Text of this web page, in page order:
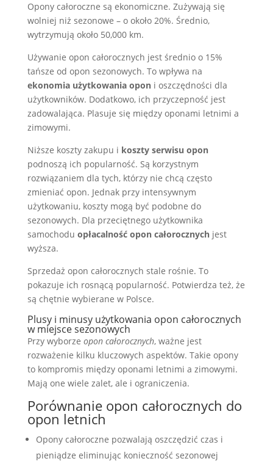
Opony całoroczne są ekonomiczne. Zużywają się
wolniej niż sezonowe – o około 20%. Średnio,
wytrzymują około 50,000 km.
Używanie opon całorocznych jest średnio o 15%
tańsze od opon sezonowych. To wpływa na
ekonomia użytkowania oponi oszczędności dla
użytkowników. Dodatkowo, ich przyczepność jest
zadowalająca. Plasuje się między oponami letnimi a
zimowymi.
Niższe koszty zakupu i koszty serwisu opon
podnoszą ich popularność. Są korzystnym
rozwiązaniem dla tych, którzy nie chcą często
zmieniać opon. Jednak przy intensywnym
użytkowaniu, koszty mogą być podobne do
sezonowych. Dla przeciętnego użytkownika
samochodu opłacalność opon całorocznychjest
wyższa.
Sprzedaż opon całorocznych stale rośnie. To
pokazuje ich rosnącą popularność. Potwierdza też, że
są chętnie wybierane w Polsce.
Plusy i minusy użytkowania opon całorocznych
w miejsce sezonowych
Przy wyborze opon całorocznych, ważne jest
rozważenie kilku kluczowych aspektów. Takie opony
to kompromis między oponami letnimi a zimowymi.
Mają one wiele zalet, ale i ograniczenia.
Porównanie opon całorocznych do
opon letnich
Opony całoroczne pozwalają oszczędzić czas i
pieniądze eliminując konieczność sezonowej